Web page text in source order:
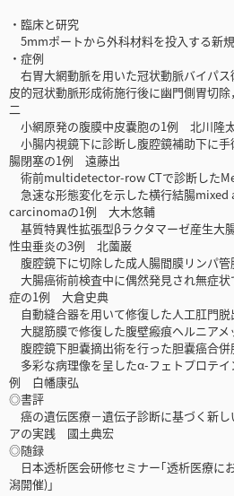
・臨床と研究
5mmポートから外科材料を投入する新
・症例
右胃大網動脈を用いた冠状動脈バイパ
皮的冠状動脈形成術施行後に幽門側胃切
二
小網原発の腹膜中皮嚢胞の1例 北川隆
小腸内視鏡下に診断し腹腔鏡補助下に
腸閉塞の1例 遠藤出
術前multidetector-row CTで診断した
急速な形態変化を示した横行結腸
carcinomaの1例 大木悠輔
基質特異性拡張型βラクタマーゼ産生大
性虫垂炎の3例 北薗巌
腹腔鏡下に切除した成人腸間膜リンパ
大腸癌術前検査中に偶然発見され無症
症の1例 大倉史典
自動縫合器を用いて修復した人工肛門
大腿筋膜で修復した腹壁瘢痕ヘルニア
腹腔鏡下胆嚢摘出術を行った胆嚢癌合
多彩な病理像を呈したα-フェトプロテイ
例 白幡康弘
◎書評
癌の遺伝医療－遺伝子診断に基づく新
アの実践 國土典宏
◎随録
日本透析医会研修セミナー｢透析医療に
潟開催)｣